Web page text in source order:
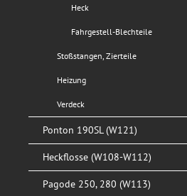
Heck
Fahrgestell-Blechteile
Stoßstangen, Zierteile
Heizung
Verdeck
Ponton 190SL (W121)
Heckflosse (W108-W112)
Pagode 250, 280 (W113)